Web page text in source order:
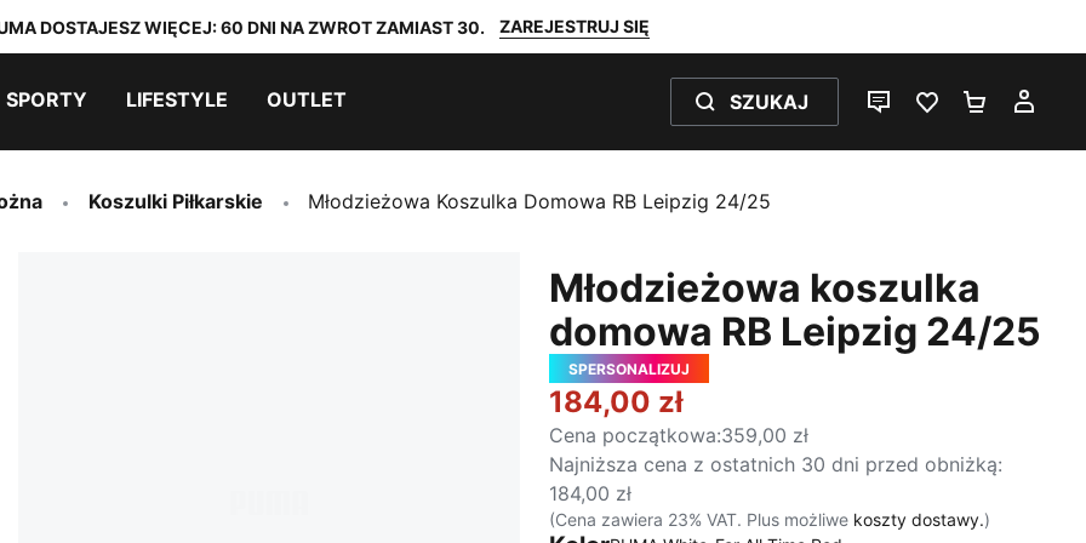
DOSTAJESZ WIĘCEJ: 60 DNI NA ZWROT ZAMIAST 30. ZAREJESTRUJ SIĘ
SPORTY LIFESTYLE OUTLET SZUKAJ
CZAT NA ŻYWO
ULUBIONE 0
KOSZYK
Koszulki Piłkarskie Młodzieżowa Koszulka Domowa RB Leipzig 24/25
Młodzieżowa koszulka
domowa RB Leipzig 24/25
SPERSONALIZUJ
184,00 zł
Cena początkowa:359,00 zł
Najniższa cena z ostatnich 30 dni przed obniżką:
184,00 zł
(Cena zawiera 23% VAT. Plus możliwe koszty dostawy.)